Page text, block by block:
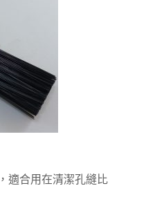
適合用在清潔孔縫比